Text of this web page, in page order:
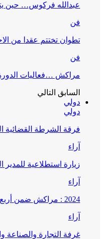
عبدالله فركوس… حين
فن
تطوان تختتم عقدا من
فن
مراكش …فعاليات الدورة
السابق التالي
دولي
دولي
فرقة الشرطة القضائية
آراء
زيارة استطلاعية للمدير
آراء
2024 : مراكش ضمن أربع مدن بالممكلة سجلت مامجموعه 656 قضية تتعلق بغسيل الأموال
آراء
غرفة التجارة